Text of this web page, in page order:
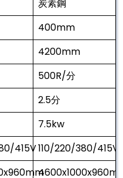
炭素鋼
400mm
4200mm
500R/分
2.5分
7.5kw
415V110/220/380/415V